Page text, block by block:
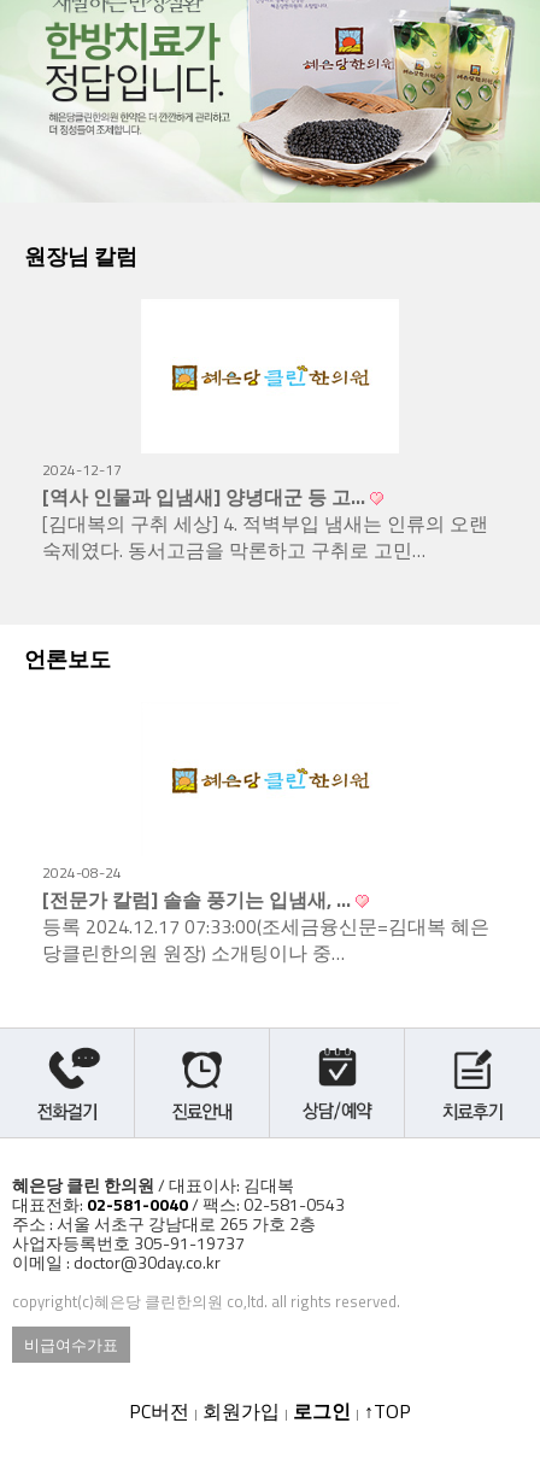
원장님 칼럼
2024-12-17
[역사 인물과 입냄새] 양녕대군 등 고…
[김대복의 구취 세상] 4. 적벽부입 냄새는 인류의 오랜
숙제였다. 동서고금을 막론하고 구취로 고민…
언론보도
2024-08-24
[전문가 칼럼] 솔솔 풍기는 입냄새, …
등록 2024.12.17 07:33:00​(조세금융신문=김대복 혜은
당클린한의원 원장) 소개팅이나 중…
혜은당 클린 한의원/ 대표이사: 김대복
대표전화: 02-581-0040/ 팩스: 02-581-0543
주소 : 서울 서초구 강남대로 265 가호 2층
사업자등록번호 305-91-19737
이메일 : doctor@30day.co.kr
copyright(c)혜은당 클린한의원 co,ltd. all rights reserved.
비급여수가표
PC버전 | 회원가입 | 로그인 | ↑TOP